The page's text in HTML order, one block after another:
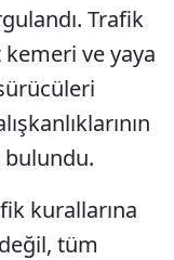
Trafik
ve yaya
bulundu.
kurallarına
tüm